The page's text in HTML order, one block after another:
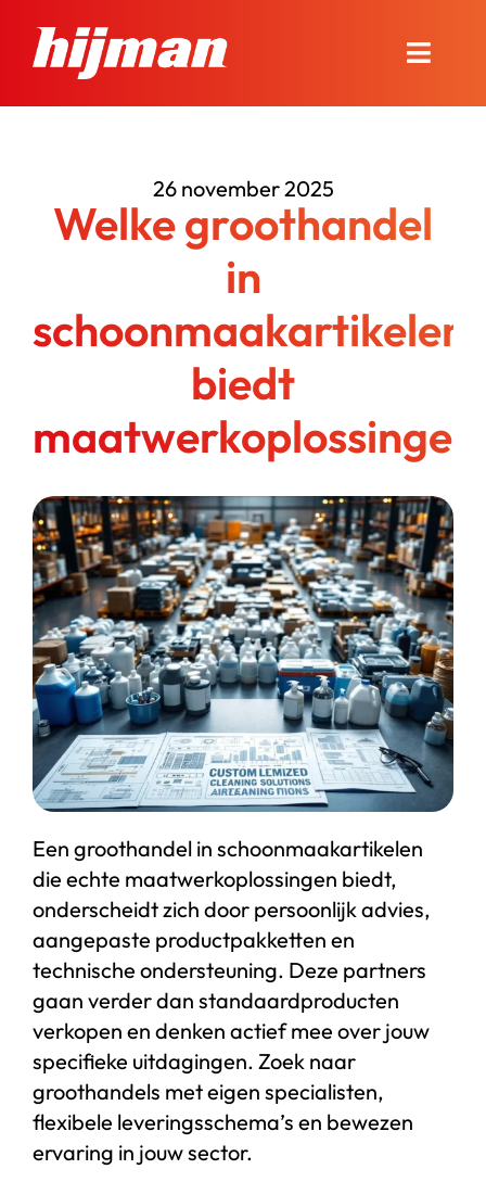
naar
inhoud
Toggle
Onze diensten
Onze winkel
Contact
Bel ons
Start chat
Webshop
26 november 2025
Welke groothandel
in
schoonmaakartikelen
biedt
Een groothandel in schoonmaakartikelen
die echte maatwerkoplossingen biedt,
onderscheidt zich door persoonlijk advies,
aangepaste productpakketten en
technische ondersteuning. Deze partners
gaan verder dan standaardproducten
verkopen en denken actief mee over jouw
specifieke uitdagingen. Zoek naar
groothandels met eigen specialisten,
flexibele leveringsschema’s en bewezen
ervaring in jouw sector.